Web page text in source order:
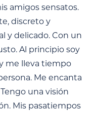
amigos sensatos.
discreto y
y delicado. Con un
Al principio soy
me lleva tiempo
Me encanta
una visión
Mis pasatiempos